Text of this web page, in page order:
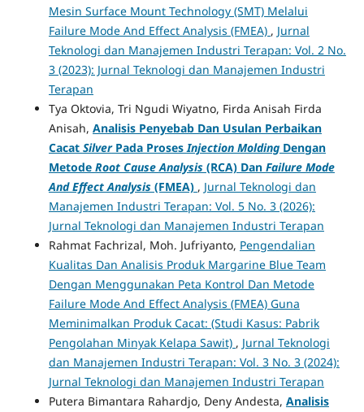
Mesin Surface Mount Technology (SMT) Melalui
Failure Mode And Effect Analysis (FMEA) , Jurnal
Teknologi dan Manajemen Industri Terapan: Vol. 2 No.
3 (2023): Jurnal Teknologi dan Manajemen Industri
Terapan
Tya Oktovia, Tri Ngudi Wiyatno, Firda Anisah Firda
Anisah, Analisis Penyebab Dan Usulan Perbaikan
Cacat SilverPada ProsesInjection MoldingDengan
Metode Root Cause Analysis (RCA) Dan Failure Mode
And Effect Analysis (FMEA) , Jurnal Teknologi dan
Manajemen Industri Terapan: Vol. 5 No. 3 (2026):
Jurnal Teknologi dan Manajemen Industri Terapan
Rahmat Fachrizal, Moh. Jufriyanto, Pengendalian
Kualitas Dan Analisis Produk Margarine Blue Team
Dengan Menggunakan Peta Kontrol Dan Metode
Failure Mode And Effect Analysis (FMEA) Guna
Meminimalkan Produk Cacat: (Studi Kasus: Pabrik
Pengolahan Minyak Kelapa Sawit) , Jurnal Teknologi
dan Manajemen Industri Terapan: Vol. 3 No. 3 (2024):
Jurnal Teknologi dan Manajemen Industri Terapan
Putera Bimantara Rahardjo, Deny Andesta, Analisis